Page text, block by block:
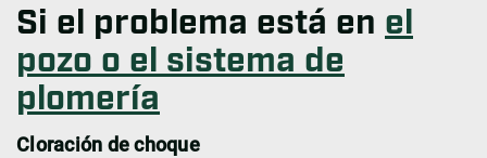
Si el problema está en el
pozo o el sistema de
plomería
Cloración de choque